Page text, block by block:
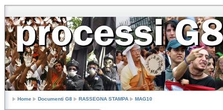
Home Documenti G8 RASSEGNA STAMPA MAG10